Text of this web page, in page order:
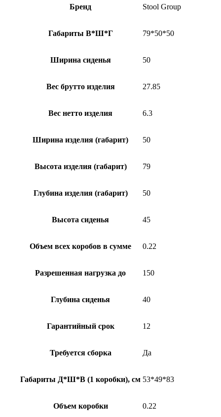
Бренд Stool Group
Габариты В*Ш*Г 79*50*50
Ширина сиденья 50
Вес брутто изделия 27.85
Вес нетто изделия 6.3
Ширина изделия (габарит) 50
Высота изделия (габарит) 79
Глубина изделия (габарит) 50
Высота сиденья 45
Объем всех коробов в сумме 0.22
Разрешенная нагрузка до 150
Глубина сиденья 40
Гарантийный срок 12
Требуется сборка Да
Габариты Д*Ш*В (1 коробки), см 53*49*83
Объем коробки 0.22